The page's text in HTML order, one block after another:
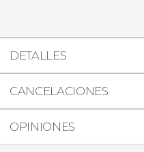
DETALLES
CANCELACIONES
OPINIONES